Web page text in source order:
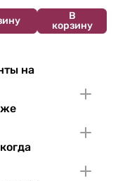
В
корзину
на